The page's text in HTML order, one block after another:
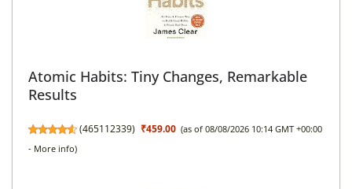
Atomic Habits: Tiny Changes, Remarkable
Results
(465112339) ₹459.00 (as of 08/08/2026 10:14 GMT +00:00
- More info)